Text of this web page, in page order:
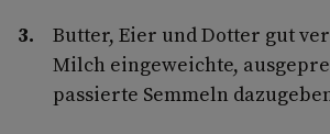
Butter, Eier und Dotter gut
Milch eingeweichte,
passierte Semmeln